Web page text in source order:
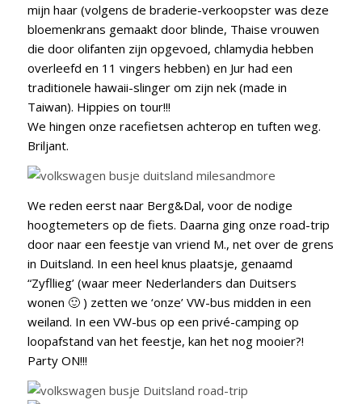
mijn haar (volgens de braderie-verkoopster was deze
bloemenkrans gemaakt door blinde, Thaise vrouwen
die door olifanten zijn opgevoed, chlamydia hebben
overleefd en 11 vingers hebben) en Jur had een
traditionele hawaii-slinger om zijn nek (made in
Taiwan). Hippies on tour!!!
We hingen onze racefietsen achterop en tuften weg.
Briljant.
We reden eerst naar Berg&Dal, voor de nodige
hoogtemeters op de fiets. Daarna ging onze road-trip
door naar een feestje van vriend M., net over de grens
in Duitsland. In een heel knus plaatsje, genaamd
“Zyfllieg’ (waar meer Nederlanders dan Duitsers
wonen 🙂 ) zetten we ‘onze’ VW-bus midden in een
weiland. In een VW-bus op een privé-camping op
loopafstand van het feestje, kan het nog mooier?!
Party ON!!!